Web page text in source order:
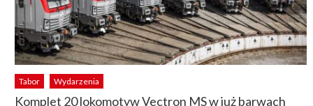
Tabor Wydarzenia
Komplet 20 lokomotyw Vectron MS w już barwach